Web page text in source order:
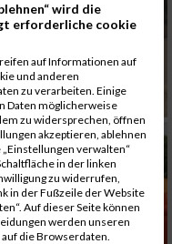
wird die
erforderliche cookie
auf Informationen auf
und anderen
zu verarbeiten. Einige
Daten möglicherweise
zu widersprechen, öffnen
akzeptieren, ablehnen
verwalten“
in der linken
zu widerrufen,
in der Fußzeile der Website
Auf dieser Seite können
werden unseren
die Browserdaten.